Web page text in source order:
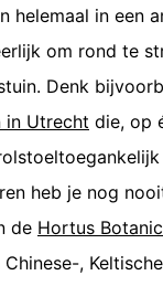
helemaal in een
om rond te
Denk
in Utrecht die, op
heb je nog
de Hortus
,